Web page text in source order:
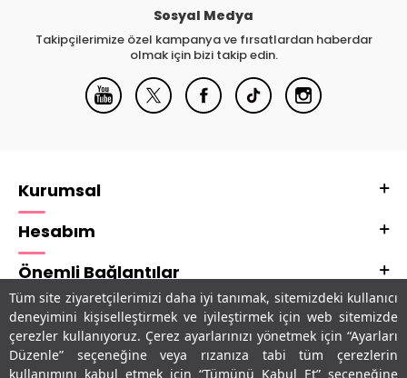
Tüm site ziyaretçilerimizi daha iyi tanımak, sitemizdeki kullanıcı
deneyimini kişiselleştirmek ve iyileştirmek için web sitemizde
çerezler kullanıyoruz. Çerez ayarlarınızı yönetmek için “Ayarları
Düzenle” seçeneğine veya rızanıza tabi tüm çerezlerin
kullanımını kabul etmek için “Tümünü Kabul Et” seçeneğine
Sosyal Medya
Takipçilerimize özel kampanya ve fırsatlardan haberdar
olmak için bizi takip edin.
Kurumsal
Hesabım
Önemli Bağlantılar
Adres & İletişim
Uygulamalarımız